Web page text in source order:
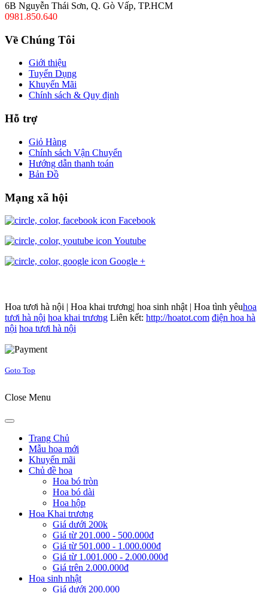
6B Nguyễn Thái Sơn, Q. Gò Vấp, TP.HCM
0981.850.640
Về Chúng Tôi
Giới thiệu
Tuyển Dụng
Khuyến Mãi
Chính sách & Quy định
Hỗ trợ
Giỏ Hàng
Chính sách Vận Chuyển
Hướng dẫn thanh toán
Bản Đồ
Mạng xã hội
Facebook
Youtube
Google +
Hoa tươi hà nội | Hoa khai trương| hoa sinh nhật | Hoa tình yêuhoa
tươi hà nội hoa khai trương Liên kết: http://hoatot.com điện hoa hà
nội hoa tươi hà nội
Goto Top
Close Menu
Trang Chủ
Mẫu hoa mới
Khuyến mãi
Chủ đề hoa
Hoa bó tròn
Hoa bó dài
Hoa hộp
Hoa Khai trương
Giá dưới 200k
Giá từ 201.000 - 500.000đ
Giá từ 501.000 - 1.000.000đ
Giá từ 1.001.000 - 2.000.000đ
Giá trên 2.000.000đ
Hoa sinh nhật
Giá dưới 200.000